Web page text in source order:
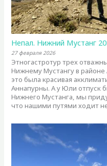
Непал. Нижний Мустанг
27 февраля 2026
Этногастротур трех
Нижнему Мустангу в
это была красивая
Аннапурны. А у Юли отпуск
Нижнего Мустанга, мы
что нашими путями ходит